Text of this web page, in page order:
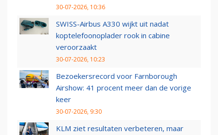
30-07-2026, 10:36
SWISS-Airbus A330 wijkt uit nadat
koptelefoonoplader rook in cabine
veroorzaakt
30-07-2026, 10:23
Bezoekersrecord voor Farnborough
Airshow: 41 procent meer dan de vorige
keer
30-07-2026, 9:30
KLM ziet resultaten verbeteren, maar